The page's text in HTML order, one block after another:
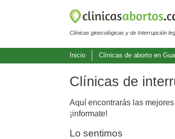
Clínicas ginecológicas y de Interrupción
Inicio Clínicas de aborto en
Clínicas de
Aquí encontrarás las mejores
¡informate!
Lo sentimos